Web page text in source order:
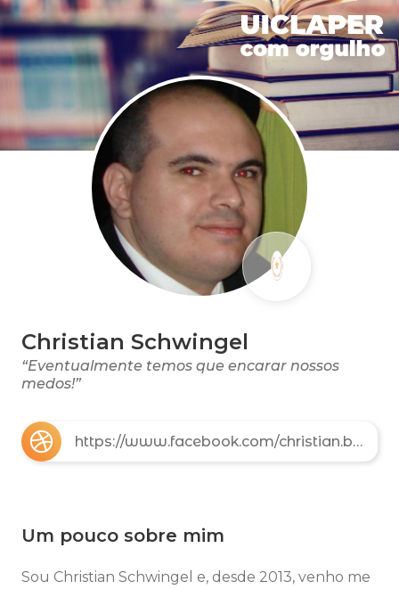
Christian Schwingel
“Eventualmente temos que encarar nossos
medos!”
https://www.facebook.com/christian.biansinimachadoschwingel
Um pouco sobre mim
Sou Christian Schwingel e, desde 2013, venho me